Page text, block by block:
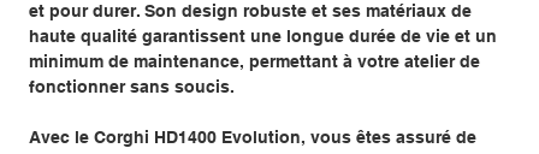
et pour durer. Son design robuste et ses matériaux de
haute qualité garantissent une longue durée de vie et un
minimum de maintenance, permettant à votre atelier de
fonctionner sans soucis.
Avec le Corghi HD1400 Evolution, vous êtes assuré de